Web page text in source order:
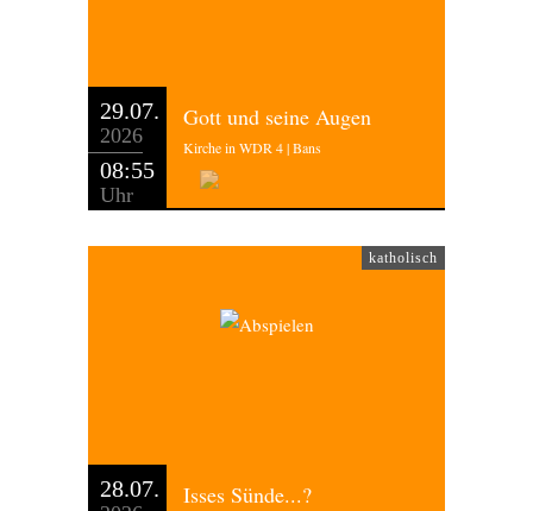
29.07.
2026
08:55
Uhr
Gott und seine Augen
Kirche in WDR 4 | Bans
katholisch
28.07. Isses Sünde...?